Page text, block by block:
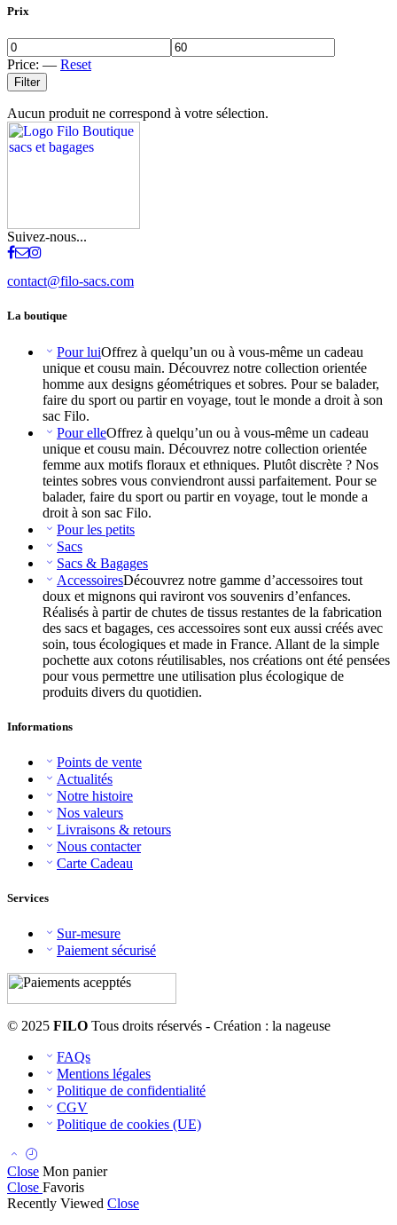
Prix
Price: — Reset
Filter
Aucun produit ne correspond à votre sélection.
Suivez-nous...
contact@filo-sacs.com
La boutique
Pour luiOffrez à quelqu’un ou à vous-même un cadeau
unique et cousu main. Découvrez notre collection orientée
homme aux designs géométriques et sobres. Pour se balader,
faire du sport ou partir en voyage, tout le monde a droit à son
sac Filo.
Pour elleOffrez à quelqu’un ou à vous-même un cadeau
unique et cousu main. Découvrez notre collection orientée
femme aux motifs floraux et ethniques. Plutôt discrète ? Nos
teintes sobres vous conviendront aussi parfaitement. Pour se
balader, faire du sport ou partir en voyage, tout le monde a
droit à son sac Filo.
Pour les petits
Sacs
Sacs & Bagages
AccessoiresDécouvrez notre gamme d’accessoires tout
doux et mignons qui raviront vos souvenirs d’enfances.
Réalisés à partir de chutes de tissus restantes de la fabrication
des sacs et bagages, ces accessoires sont eux aussi créés avec
soin, tous écologiques et made in France. Allant de la simple
pochette aux cotons réutilisables, nos créations ont été pensées
pour vous permettre une utilisation plus écologique de
produits divers du quotidien.
Informations
Points de vente
Actualités
Notre histoire
Nos valeurs
Livraisons & retours
Nous contacter
Carte Cadeau
Services
Sur-mesure
Paiement sécurisé
© 2025 FILO Tous droits réservés - Création : la nageuse
FAQs
Mentions légales
Politique de confidentialité
CGV
Politique de cookies (UE)
Close Mon panier
Close Favoris
Recently Viewed Close